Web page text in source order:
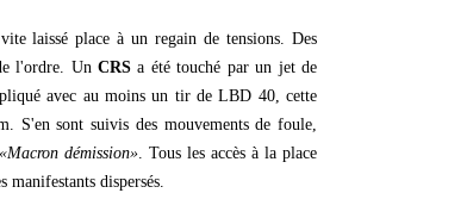
laissé place à un regain de tensions. Des
l'ordre. UnCRS a été touché par un jet de
avec au moins un tir de LBD 40, cette
S'en sont suivis des mouvements de foule,
«Macron démission». Tous les accès à la place
manifestants dispersés.